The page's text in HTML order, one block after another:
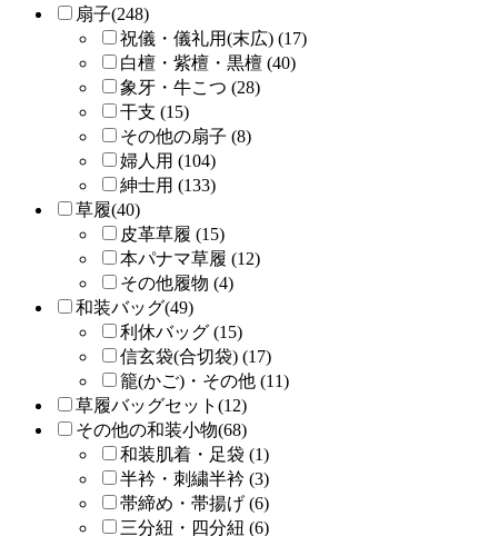
扇子(248)
祝儀・儀礼用(末広) (17)
白檀・紫檀・黒檀 (40)
象牙・牛こつ (28)
干支 (15)
その他の扇子 (8)
婦人用 (104)
紳士用 (133)
草履(40)
皮革草履 (15)
本パナマ草履 (12)
その他履物 (4)
和装バッグ(49)
利休バッグ (15)
信玄袋(合切袋) (17)
籠(かご)・その他 (11)
草履バッグセット(12)
その他の和装小物(68)
和装肌着・足袋 (1)
半衿・刺繍半衿 (3)
帯締め・帯揚げ (6)
三分紐・四分紐 (6)